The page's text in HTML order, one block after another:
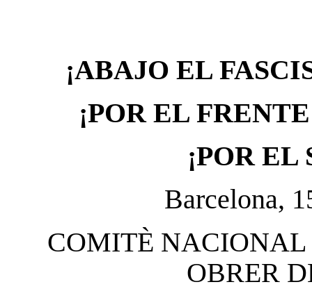
¡ABAJO EL
¡POR EL
¡POR
Barcelona,
COMITÈ NACIONAL
OBRER